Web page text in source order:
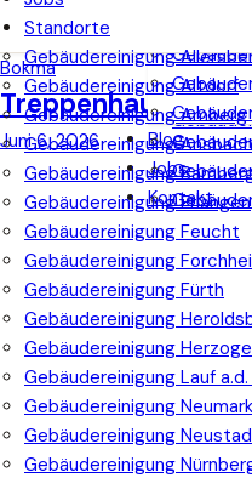
Blog
Jobs
Kontakt
Standorte
Gebäudereinigung
Gebäudereinigung Altdorf
Gebäudereinigung Amberg
Gebäudereinigung Ansbach
Gebäudereinigung
Gebäudereinigung Erlangen
Gebäudereinigung Feucht
Gebäudereinigung
Gebäudereinigung Fürth
Gebäudereinigung
Gebäudereinigung
Gebäudereinigung Lauf
Gebäudereinigung
Gebäudereinigung
Gebäudereinigung
Bokma
Juni 6, 2026